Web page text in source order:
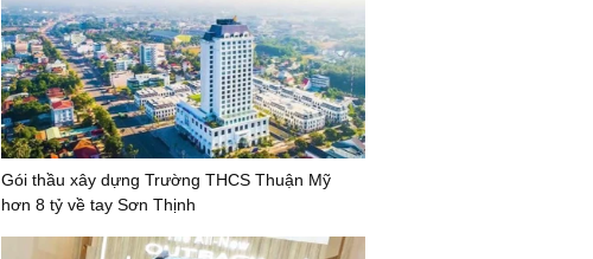
Gói thầu xây dựng Trường THCS Thuận Mỹ
hơn 8 tỷ về tay Sơn Thịnh